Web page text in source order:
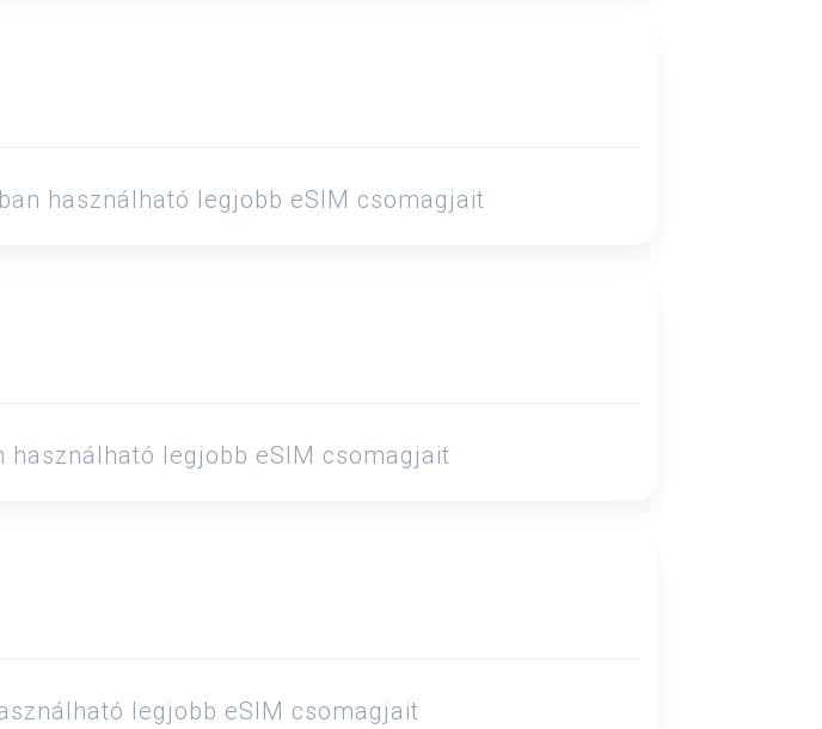
használható legjobb eSIM csomagjait
legjobb eSIM csomagjait
legjobb eSIM csomagjait